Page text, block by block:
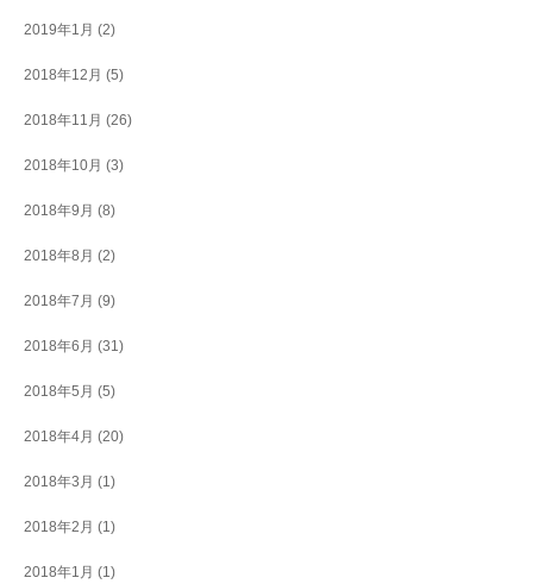
2019年1月 (2)
2018年12月 (5)
2018年11月 (26)
2018年10月 (3)
2018年9月 (8)
2018年8月 (2)
2018年7月 (9)
2018年6月 (31)
2018年5月 (5)
2018年4月 (20)
2018年3月 (1)
2018年2月 (1)
2018年1月 (1)